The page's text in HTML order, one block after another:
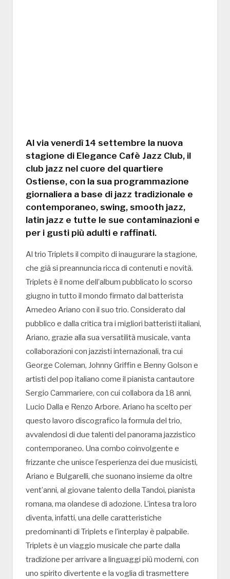
Al via venerdì 14 settembre la nuova
stagione di Elegance Cafè Jazz Club, il
club jazz nel cuore del quartiere
Ostiense, con la sua programmazione
giornaliera a base di jazz tradizionale e
contemporaneo, swing, smooth jazz,
latin jazz e tutte le sue contaminazioni e
per i gusti più adulti e raffinati.
Al trio Triplets il compito di inaugurare la stagione,
che già si preannuncia ricca di contenuti e novità.
Triplets è il nome dell’album pubblicato lo scorso
giugno in tutto il mondo firmato dal batterista
Amedeo Ariano con il suo trio. Considerato dal
pubblico e dalla critica tra i migliori batteristi italiani,
Ariano, grazie alla sua versatilità musicale, vanta
collaborazioni con jazzisti internazionali, tra cui
George Coleman, Johnny Griffin e Benny Golson e
artisti del pop italiano come il pianista cantautore
Sergio Cammariere, con cui collabora da 18 anni,
Lucio Dalla e Renzo Arbore. Ariano ha scelto per
questo lavoro discografico la formula del trio,
avvalendosi di due talenti del panorama jazzistico
contemporaneo. Una combo coinvolgente e
frizzante che unisce l’esperienza dei due musicisti,
Ariano e Bulgarelli, che suonano insieme da oltre
vent’anni, al giovane talento della Tandoi, pianista
romana, ma olandese di adozione. L’intesa tra loro
diventa, infatti, una delle caratteristiche
predominanti di Triplets e l’interplay è palpabile.
Triplets è un viaggio musicale che parte dalla
tradizione per arrivare a linguaggi più moderni, con
uno spirito divertente e la voglia di trasmettere